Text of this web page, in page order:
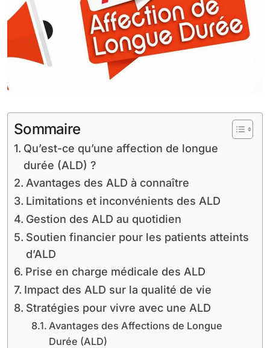
Sommaire
Qu’est-ce qu’une affection de longue
durée (ALD) ?
Avantages des ALD à connaître
Limitations et inconvénients des ALD
Gestion des ALD au quotidien
Soutien financier pour les patients atteints
d’ALD
Prise en charge médicale des ALD
Impact des ALD sur la qualité de vie
Stratégies pour vivre avec une ALD
Avantages des Affections de Longue
Durée (ALD)